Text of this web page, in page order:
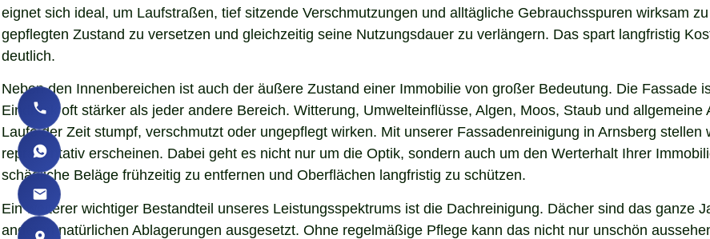
eignet sich ideal, um Laufstraßen, tief sitzende Verschmutzungen und alltägliche Gebrauchsspuren wirksam
gepflegten Zustand zu versetzen und gleichzeitig seine Nutzungsdauer zu verlängern. Das spart langfristig
deutlich.
Neben den Innenbereichen ist auch der äußere Zustand einer Immobilie von großer Bedeutung. Die Fassade
Eindruck oft stärker als jeder andere Bereich. Witterung, Umwelteinflüsse, Algen, Moos, Staub und
Laufe der Zeit stumpf, verschmutzt oder ungepflegt wirken. Mit unserer Fassadenreinigung in Arnsberg
repräsentativ erscheinen. Dabei geht es nicht nur um die Optik, sondern auch um den Werterhalt Ihrer
schädliche Beläge frühzeitig zu entfernen und Oberflächen langfristig zu schützen.
Ein weiterer wichtiger Bestandteil unseres Leistungsspektrums ist die Dachreinigung. Dächer sind das ganze
anderen natürlichen Ablagerungen ausgesetzt. Ohne regelmäßige Pflege kann das nicht nur unschön